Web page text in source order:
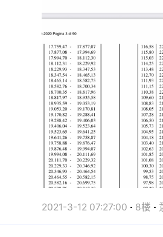
2021-3-12 07:27:00 8楼